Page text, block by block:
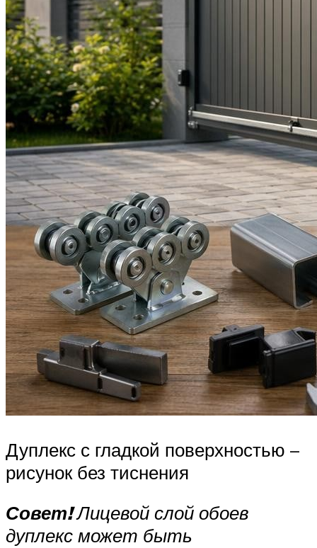
Дуплекс с гладкой поверхностью –
рисунок без тиснения
Совет!Лицевой слой обоев
дуплекс может быть